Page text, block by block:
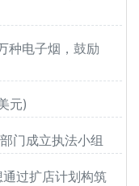
种电子烟，鼓励
元)
门成立执法小组
过扩店计划构筑